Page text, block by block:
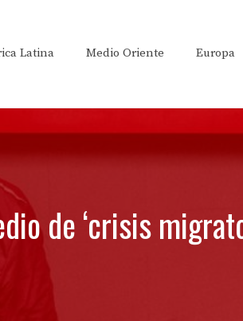
Latina Medio Oriente Europa
de ‘crisis